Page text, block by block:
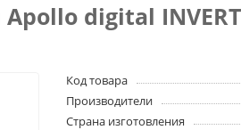
digital
Код товара
Производители
Страна изготовления